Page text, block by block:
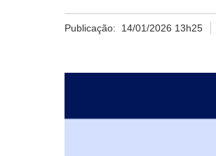
Publicação: 14/01/2026 13h25